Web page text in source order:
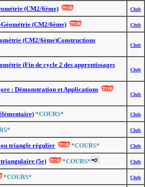
(CM2/6ème) Club
(CM2/6ème) Club
(CM2/6ème)Constructions
Club
(Fin de cycle 2 des apprentissages
Club
: Démonstration et Applications
Club
*COURS* Club
Club
triangle régulier *COURS* Club
(5e) *COURS* Club
*COURS* Club